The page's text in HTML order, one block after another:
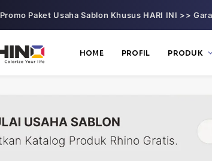
Promo Paket Usaha Sablon Khusus HARI INI >>
HOME PROFIL PRODUK